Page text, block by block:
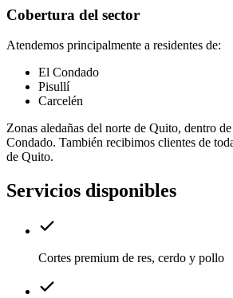
Cobertura del sector
Atendemos principalmente a residentes de:
El Condado
Pisullí
Carcelén
Zonas aledañas del norte de Quito, dentro
Condado. También recibimos clientes de
de Quito.
Servicios disponibles
Cortes premium de res, cerdo y pollo